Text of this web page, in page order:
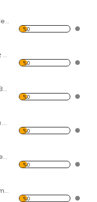
Turuncu Yunus Balığı Temalı Beyaz Eşya Sticker
%0
2'li Kuğu Temalı Beyaz Eşya Sticker
%0
Yelkenli Çizim Temalı Beyaz Eşya Sticker
%0
Renkli Halkalar Temalı Beyaz Eşya Sticker
%0
Renkli Çiçekler ve Kelebekler Temalı Beyaz Eşya Sticker
%0
Soft Renk Çiçekler Temalı Beyaz Eşya Sticker
%0